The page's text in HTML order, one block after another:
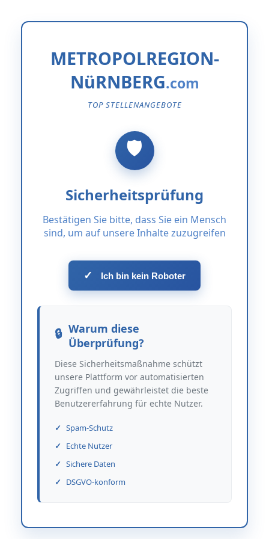
METROPOLREGION-
NüRNBERG
TOP STELLENANGEBOTE
Sicherheitsprüfung
Bestätigen Sie bitte, dass Sie ein Mensch
sind, um auf unsere Inhalte zuzugreifen
✓ Ich bin kein Roboter
Warum diese
Überprüfung?
Diese Sicherheitsmaßnahme schützt
unsere Plattform vor automatisierten
Zugriffen und gewährleistet die beste
Benutzererfahrung für echte Nutzer.
Spam-Schutz
Echte Nutzer
Sichere Daten
DSGVO-konform